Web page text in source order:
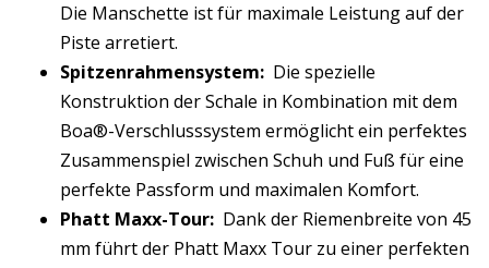
Die Manschette ist für maximale Leistung auf der
Piste arretiert.
Spitzenrahmensystem: Die spezielle
Konstruktion der Schale in Kombination mit dem
Boa®-Verschlusssystem ermöglicht ein perfektes
Zusammenspiel zwischen Schuh und Fuß für eine
perfekte Passform und maximalen Komfort.
Phatt Maxx-Tour: Dank der Riemenbreite von 45
mm führt der Phatt Maxx Tour zu einer perfekten